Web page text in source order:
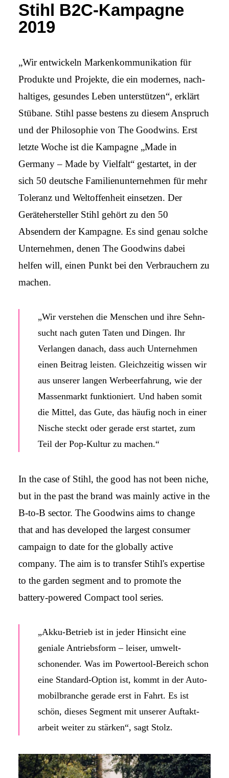
Stihl B2C-Kampagne
2019
„Wir entwickeln Marken­kommuni­kation für
Produkte und Projekte, die ein modernes, nach­
haltiges, gesundes Leben unter­stützen“, erklärt
Stübane. Stihl passe bestens zu diesem Anspruch
und der Philo­sophie von The Goodwins. Erst
letzte Woche ist die Kampagne „Made in
Germany – Made by Vielfalt“ gestartet, in der
sich 50 deutsche Familien­unter­nehmen für mehr
Toleranz und Welt­offen­heit einsetzen. Der
Geräte­hersteller Stihl gehört zu den 50
Absendern der Kampagne. Es sind genau solche
Unter­nehmen, denen The Goodwins dabei
helfen will, einen Punkt bei den Ver­brauchern zu
machen.
„Wir ver­stehen die Menschen und ihre Sehn­
sucht nach guten Taten und Dingen. Ihr
Verlangen danach, dass auch Unter­nehmen
einen Beitrag leisten. Gleich­zeitig wissen wir
aus unserer langen Werbe­erfahrung, wie der
Massen­markt funktioniert. Und haben somit
die Mittel, das Gute, das häufig noch in einer
Nische steckt oder gerade erst startet, zum
Teil der Pop-Kultur zu machen.“
In the case of Stihl, the good has not been niche,
but in the past the brand was mainly active in the
B-to-B sector. The Goodwins aims to change
that and has developed the largest consumer
campaign to date for the globally active
company. The aim is to transfer Stihl's expertise
to the garden segment and to promote the
battery-powered Compact tool series.
„Akku-Betrieb ist in jeder Hinsicht eine
geniale Antriebs­form – leiser, umwelt­
schonender. Was im Power­tool-Bereich schon
eine Standard-Option ist, kommt in der Auto­
mobil­branche gerade erst in Fahrt. Es ist
schön, dieses Segment mit unserer Auftakt­
arbeit weiter zu stärken“, sagt Stolz.